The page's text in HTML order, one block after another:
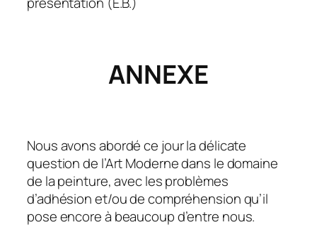
ANNEXE
Nous avons abordé ce jour la délicate
question de l’Art Moderne dans le domaine
de la peinture, avec les problèmes
d’adhésion et/ou de compréhension qu’il
pose encore à beaucoup d’entre nous.